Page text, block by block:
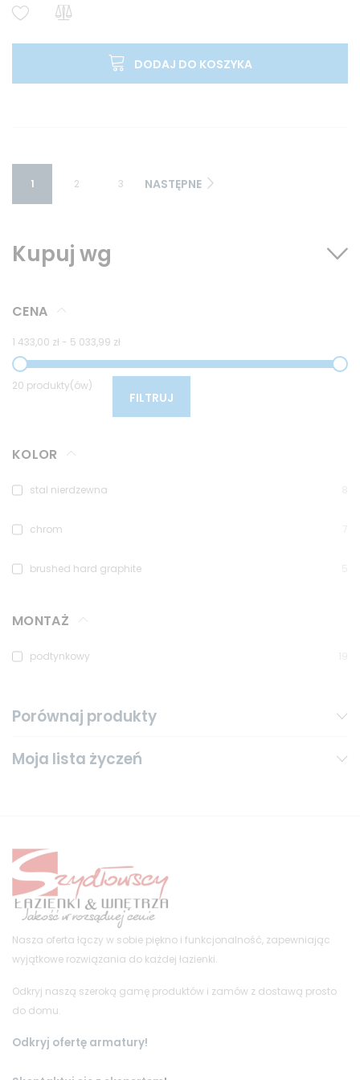
DODAJ DO KOSZYKA
1 2 3 NASTĘPNE
Kupuj wg
CENA
1 433,00 zł - 5 033,99 zł
20 produkty(ów)
FILTRUJ
KOLOR
stal nierdzewna
chrom
brushed hard graphite
MONTAŻ
podtynkowy
Porównaj produkty
Moja lista życzeń
Nasza oferta łączy w sobie piękno i funkcjonalność, zapewniając
wyjątkowe rozwiązania do każdej łazienki.
Odkryj naszą szeroką gamę produktów i zamów z dostawą prosto
do domu.
Odkryj ofertę armatury!